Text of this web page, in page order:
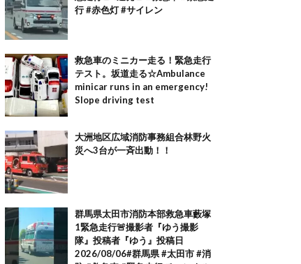
行 #赤色灯 #サイレン
救急車のミニカー走る！緊急走行
テスト。坂道走る☆Ambulance
minicar runs in an emergency!
Slope driving test
大洲地区広域消防事務組合林野火
災へ3台が一斉出動！！
群馬県太田市消防本部救急車藪塚
1緊急走行🚨撮影者『ゆう撮影
隊』投稿者『ゆう』投稿日
2026/08/06#群馬県 #太田市 #消